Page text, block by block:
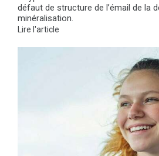
défaut de structure de l’émail de la
minéralisation.
Lire l'article